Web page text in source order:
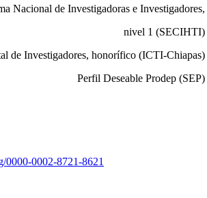
Nacional de Investigadoras e Investigadores,
nivel 1 (SECIHTI)
de Investigadores, honorífico (ICTI-Chiapas)
Perfil Deseable Prodep (SEP)
0000-0002-8721-8621